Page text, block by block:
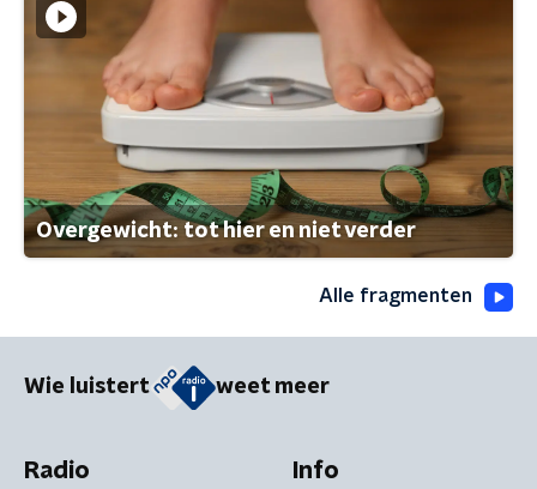
Overgewicht: tot hier en niet verder
Alle fragmenten
Wie luistert weet meer
Radio Info